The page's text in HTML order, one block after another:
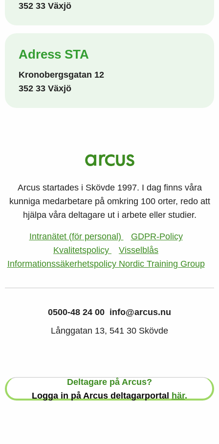
352 33 Växjö
Adress STA
Kronobergsgatan 12
352 33 Växjö
Arcus startades i Skövde 1997. I dag finns våra
kunniga medarbetare på omkring 100 orter, redo att
hjälpa våra deltagare ut i arbete eller studier.
Intranätet (för personal)
GDPR-Policy
Kvalitetspolicy
Visselblås
Informationssäkerhetspolicy Nordic Training Group
0500-48 24 00 info@arcus.nu
Långgatan 13, 541 30 Skövde
Deltagare på Arcus?
Logga in på Arcus deltagarportal
här.